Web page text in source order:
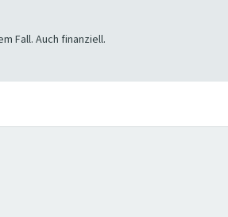
Fall. Auch finanziell.